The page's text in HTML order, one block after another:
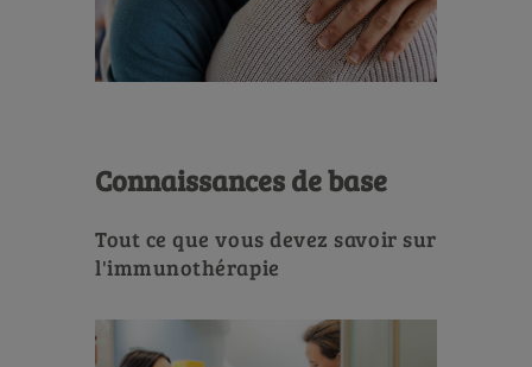
Connaissances de base
Tout ce que vous devez savoir sur
l'immunothérapie